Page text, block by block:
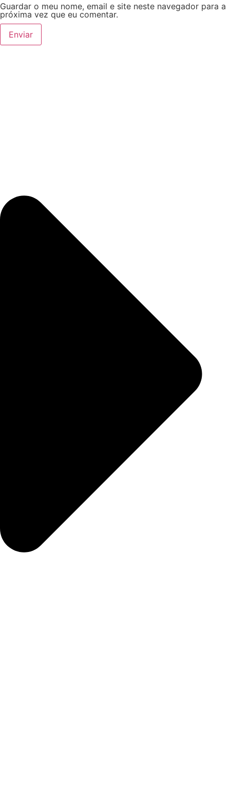
Guardar o meu nome, email e site neste navegador para a
próxima vez que eu comentar.